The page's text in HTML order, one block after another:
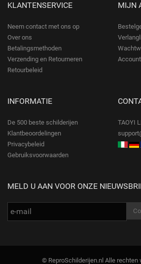
KLANTENSERVICE
Neem contact met ons op
Over ons
Betalingsmethoden
Verzending en Retourneren
Retourbeleid
MIJN
INFORMATIE
De 500 beste schilderijen
Klantbeoordelingen
Privacybeleid
Gebruiksvoorwaarden
TAOYI
MELD U AAN VOOR ONZE
© ReproSchilderijen.nl Alle rechten